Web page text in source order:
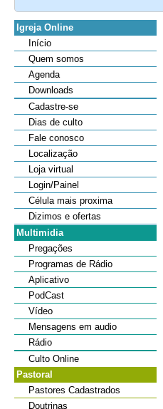
Igreja Online
Início
Quem somos
Agenda
Downloads
Cadastre-se
Dias de culto
Fale conosco
Localização
Loja virtual
Login/Painel
Célula mais proxima
Dizimos e ofertas
Multimidia
Pregações
Programas de Rádio
Aplicativo
PodCast
Vídeo
Mensagens em audio
Rádio
Culto Online
Pastoral
Pastores Cadastrados
Doutrinas